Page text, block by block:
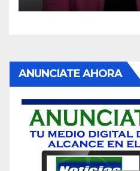
ANUNCIATE AHORA